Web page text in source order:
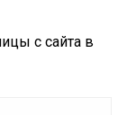
с сайта в